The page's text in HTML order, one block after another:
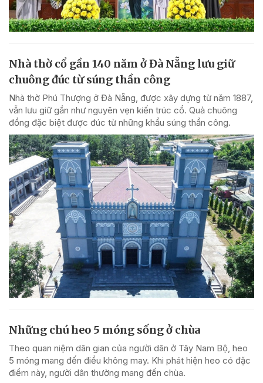
Nhà thờ cổ gần 140 năm ở Đà Nẵng lưu giữ
chuông đúc từ súng thần công
Nhà thờ Phú Thượng ở Đà Nẵng, được xây dựng từ năm 1887,
vẫn lưu giữ gần như nguyên vẹn kiến trúc cổ. Quả chuông
đồng đặc biệt được đúc từ những khẩu súng thần công.
Những chú heo 5 móng sống ở chùa
Theo quan niệm dân gian của người dân ở Tây Nam Bộ, heo
5 móng mang đến điều không may. Khi phát hiện heo có đặc
điểm này, người dân thường mang đến chùa.